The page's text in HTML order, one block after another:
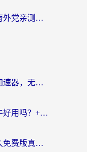
腾讯视频海外版权解锁难？海外党亲测：选对回国加速器，追剧观影零障碍
海外党必看：如何选对免费加速器，无缝访问国内资源不踩坑？
海外党必看：雷神手游和海牛好用吗？+3款热门加速器实测对比，附番茄加速器无缝回国指南
海外党必看：应用加速器永久免费版真的存在吗？教你选对回国加速器无缝刷国内资源